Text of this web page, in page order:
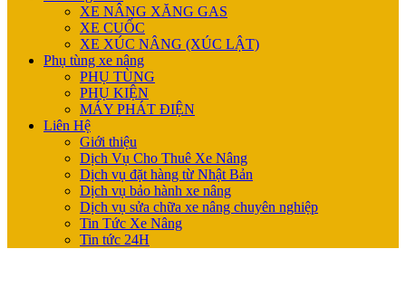
XE NÂNG XĂNG GAS
XE CUỐC
XE XÚC NÂNG (XÚC LẬT)
Phụ tùng xe nâng
PHỤ TÙNG
PHỤ KIỆN
MÁY PHÁT ĐIỆN
Liên Hệ
Giới thiệu
Dịch Vụ Cho Thuê Xe Nâng
Dịch vụ đặt hàng từ Nhật Bản
Dịch vụ bảo hành xe nâng
Dịch vụ sửa chữa xe nâng chuyên nghiệp
Tin Tức Xe Nâng
Tin tức 24H